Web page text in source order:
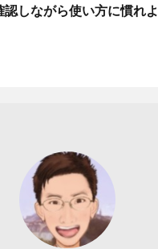
認しながら使い方に慣れよ